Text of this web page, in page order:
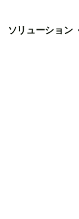
ソリューション